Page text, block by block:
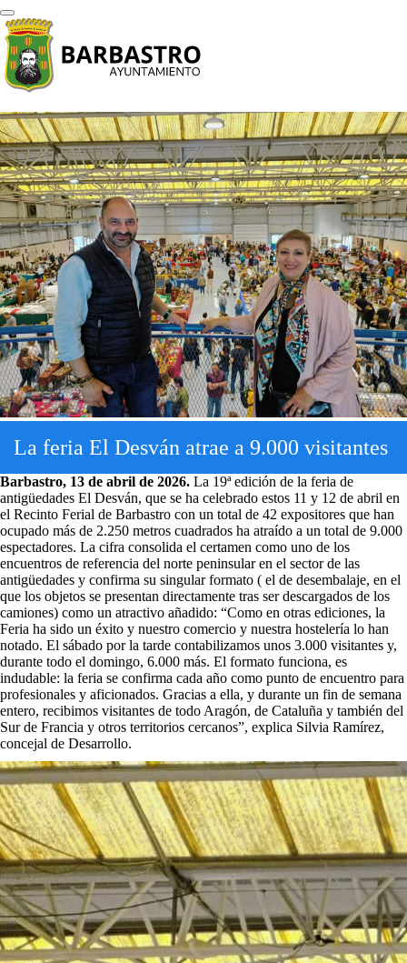
La feria El Desván atrae a 9.000 visitantes
Barbastro, 13 de abril de 2026. La 19ª edición de la feria de
antigüedades El Desván, que se ha celebrado estos 11 y 12 de abril en
el Recinto Ferial de Barbastro con un total de 42 expositores que han
ocupado más de 2.250 metros cuadrados ha atraído a un total de 9.000
espectadores. La cifra consolida el certamen como uno de los
encuentros de referencia del norte peninsular en el sector de las
antigüedades y confirma su singular formato ( el de desembalaje, en el
que los objetos se presentan directamente tras ser descargados de los
camiones) como un atractivo añadido: “Como en otras ediciones, la
Feria ha sido un éxito y nuestro comercio y nuestra hostelería lo han
notado. El sábado por la tarde contabilizamos unos 3.000 visitantes y,
durante todo el domingo, 6.000 más. El formato funciona, es
indudable: la feria se confirma cada año como punto de encuentro para
profesionales y aficionados. Gracias a ella, y durante un fin de semana
entero, recibimos visitantes de todo Aragón, de Cataluña y también del
Sur de Francia y otros territorios cercanos”, explica Silvia Ramírez,
concejal de Desarrollo.